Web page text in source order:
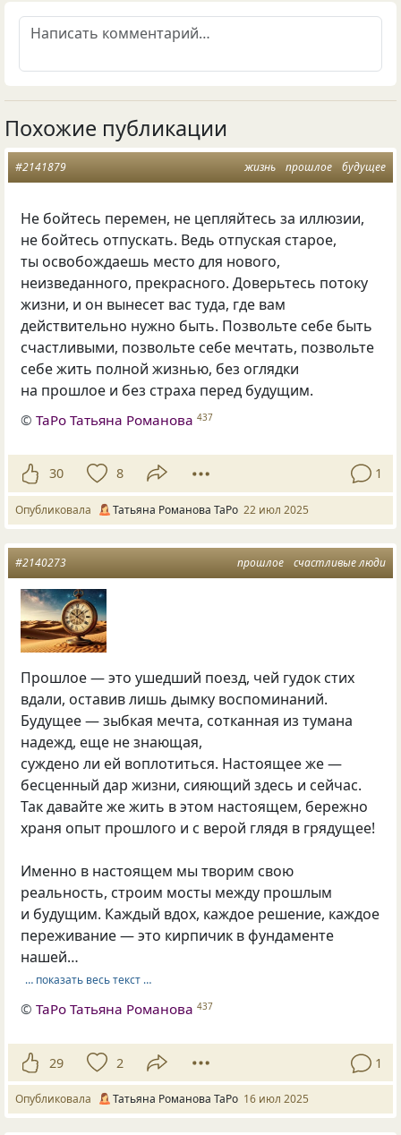
Похожие публикации
жизнь прошлое будущее
#2141879
Не бойтесь перемен, не цепляйтесь за иллюзии,
не бойтесь отпускать. Ведь отпуская старое,
ты освобождаешь место для нового,
неизведанного, прекрасного. Доверьтесь потоку
жизни, и он вынесет вас туда, где вам
действительно нужно быть. Позвольте себе быть
счастливыми, позвольте себе мечтать, позвольте
себе жить полной жизнью, без оглядки
на прошлое и без страха перед будущим.
©ТаРо Татьяна Романова 437
30 8 1
Опубликовала Татьяна Романова ТаРо 22 июл 2025
прошлое счастливые люди
#2140273
Прошлое — это ушедший поезд, чей гудок стих
вдали, оставив лишь дымку воспоминаний.
Будущее — зыбкая мечта, сотканная из тумана
надежд, еще не знающая,
суждено ли ей воплотиться. Настоящее же —
бесценный дар жизни, сияющий здесь и сейчас.
Так давайте же жить в этом настоящем, бережно
храня опыт прошлого и с верой глядя в грядущее!
Именно в настоящем мы творим свою
реальность, строим мосты между прошлым
и будущим. Каждый вдох, каждое решение, каждое
переживание — это кирпичик в фундаменте
нашей…
… показать весь текст …
©ТаРо Татьяна Романова 437
29 2 1
Опубликовала Татьяна Романова ТаРо 16 июл 2025